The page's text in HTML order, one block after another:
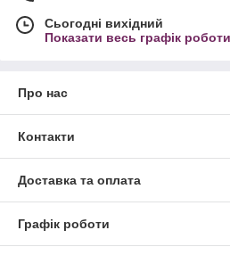
Сьогодні вихідний
Показати весь графік роботи
Про нас
Контакти
Доставка та оплата
Графік роботи